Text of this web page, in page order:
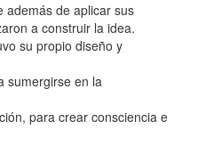
además de aplicar sus
a construir la idea.
su propio diseño y
sumergirse en la
para crear consciencia e